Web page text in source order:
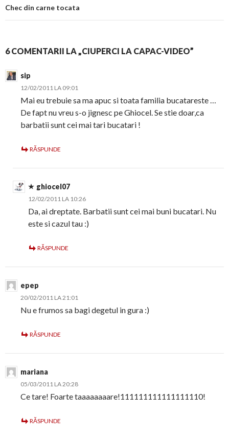
Chec din carne tocata
6 COMENTARII LA „CIUPERCI LA CAPAC-VIDEO”
sip
12/02/2011 LA 09:01
Mai eu trebuie sa ma apuc si toata familia bucatareste …
De fapt nu vreu s-o jignesc pe Ghiocel. Se stie doar,ca
barbatii sunt cei mai tari bucatari !
RĂSPUNDE
ghiocel07
12/02/2011 LA 10:26
Da, ai dreptate. Barbatii sunt cei mai buni bucatari. Nu
este si cazul tau :)
RĂSPUNDE
epep
20/02/2011 LA 21:01
Nu e frumos sa bagi degetul in gura :)
RĂSPUNDE
mariana
05/03/2011 LA 20:28
Ce tare! Foarte taaaaaaaare!111111111111111110!
RĂSPUNDE